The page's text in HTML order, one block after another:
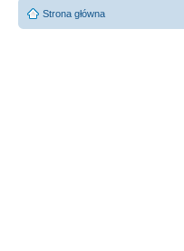
Strona główna